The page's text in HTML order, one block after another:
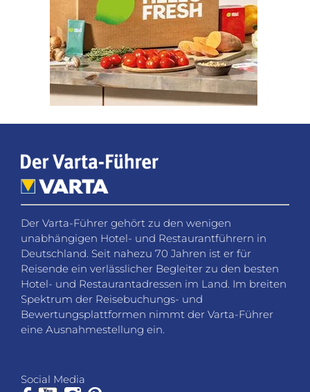
Der Varta-Führer gehört zu den wenigen
unabhängigen Hotel- und Restaurantführern in
Deutschland. Seit nahezu 70 Jahren ist er für
Reisende ein verlässlicher Begleiter zu den besten
Hotel- und Restaurantadressen im Land. Im breiten
Spektrum der Reisebuchungs- und
Bewertungsplattformen nimmt der Varta-Führer
eine Ausnahmestellung ein.
Social Media